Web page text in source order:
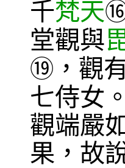
千梵天
堂觀與
⑲ ，觀
七侍女
觀端嚴
果，故